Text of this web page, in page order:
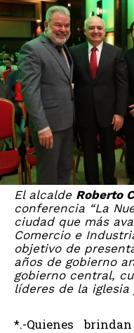
El alcalde Roberto
conferencia “La
ciudad que más
Comercio e
objetivo de
años de gobierno
gobierno central,
líderes de la
*.-Quienes